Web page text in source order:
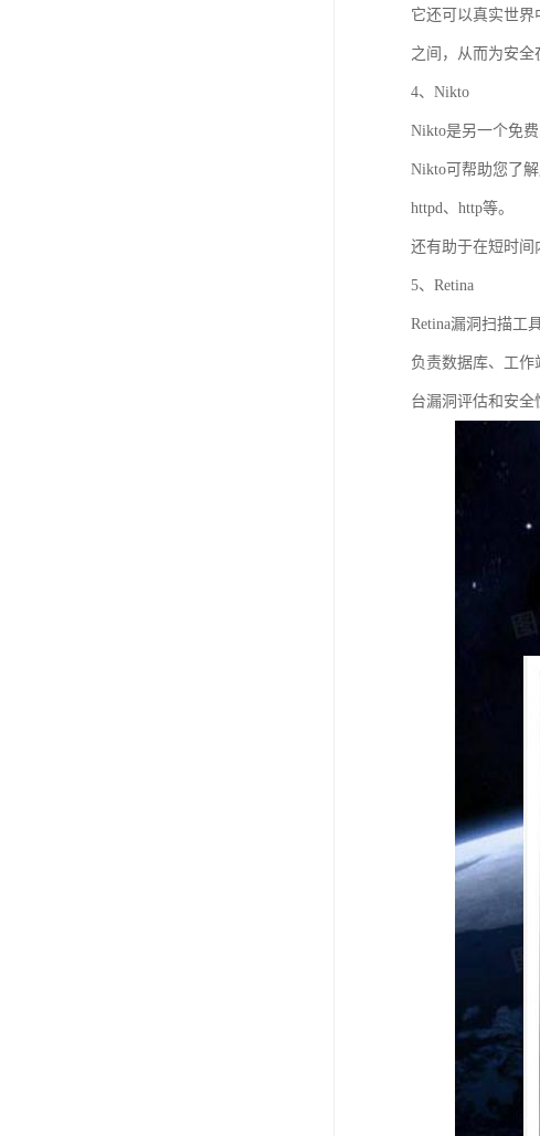
它还可以真实世
之间，从而为安全
4、Nikto
Nikto是另一个免费
Nikto可帮助您了
httpd、http等。
还有助于在短时间
5、Retina
Retina漏洞扫描工
负责数据库、工作
台漏洞评估和安全